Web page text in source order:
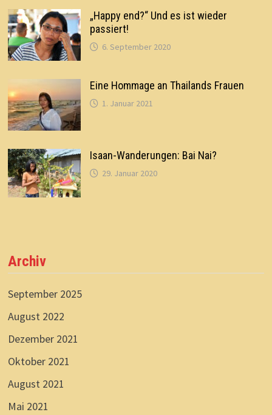
„Happy end?“ Und es ist wieder
passiert!
6. September 2020
Eine Hommage an Thailands Frauen
1. Januar 2021
Isaan-Wanderungen: Bai Nai?
29. Januar 2020
Archiv
September 2025
August 2022
Dezember 2021
Oktober 2021
August 2021
Mai 2021